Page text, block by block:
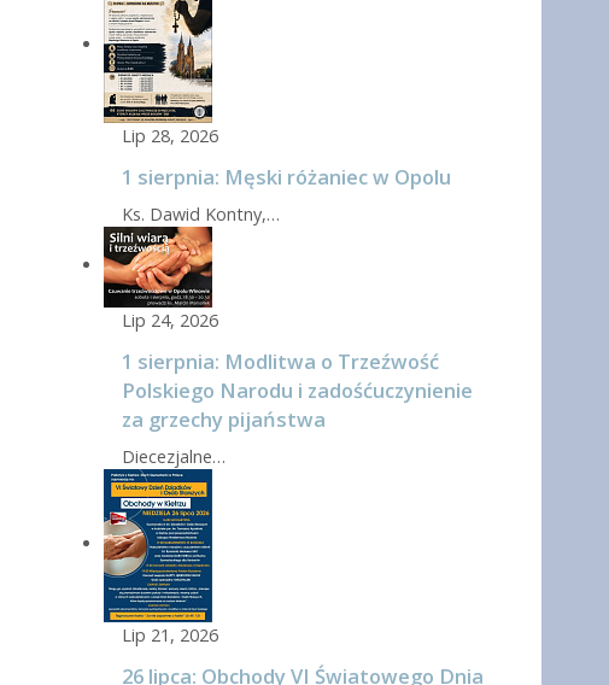
Lip 28, 2026
1 sierpnia: Męski różaniec w Opolu
Ks. Dawid Kontny,…
Lip 24, 2026
1 sierpnia: Modlitwa o Trzeźwość
Polskiego Narodu i zadośćuczynienie
za grzechy pijaństwa
Diecezjalne…
Lip 21, 2026
26 lipca: Obchody VI Światowego Dnia